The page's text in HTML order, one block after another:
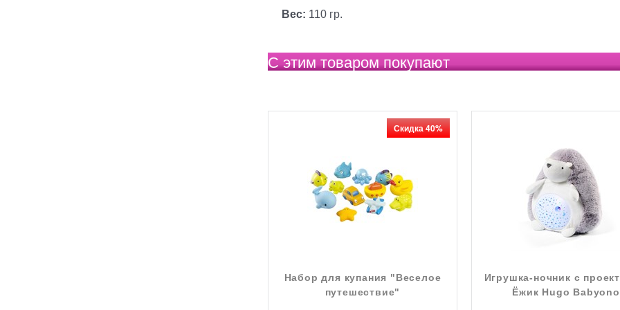
Вес: 110 гр.
С этим товаром покупают
Набор для купания "Веселое
путешествие"
Скидка 40%
Игрушка-ночник с
Ёжик Hugo Babyono